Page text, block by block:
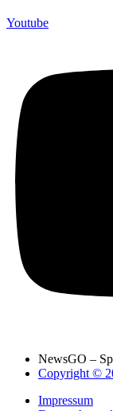
Youtube
NewsGO –
Copyright ©
Impressum